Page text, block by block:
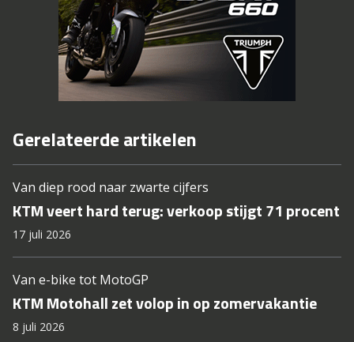
Gerelateerde artikelen
Van diep rood naar zwarte cijfers
KTM veert hard terug: verkoop stijgt 71 procent
17 juli 2026
Van e-bike tot MotoGP
KTM Motohall zet volop in op zomervakantie
8 juli 2026